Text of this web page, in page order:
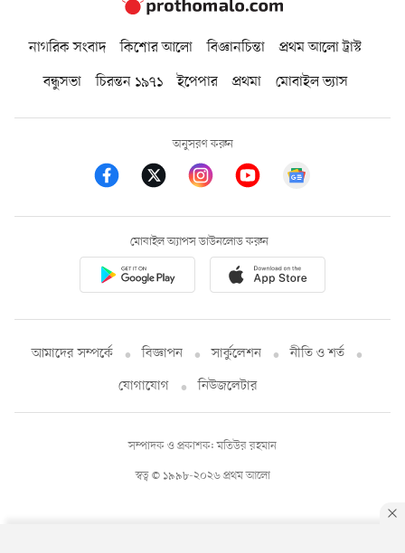
নাগরিক সংবাদ কিশোর আলো বিজ্ঞানচিন্তা
প্রথম আলো ট্রাস্ট
বন্ধুসভা
চিরন্তন ১৯৭১ ইপেপার প্রথমা মোবাইল ভ্যাস
অনুসরণ করুন
মোবাইল অ্যাপস ডাউনলোড করুন
আমাদের সম্পর্কে বিজ্ঞাপন সার্কুলেশন
নীতি ও শর্ত
যোগাযোগ
নিউজলেটার
স্বত্ব © ১৯৯৮-২০২৬ প্রথম আলো
সম্পাদক ও প্রকাশক: মতিউর রহমান